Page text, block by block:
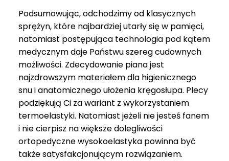
Podsumowując, odchodzimy od klasycznych
sprężyn, które najbardziej utarły się w pamięci,
natomiast postępująca technologia pod kątem
medycznym daje Państwu szereg cudownych
możliwości. Zdecydowanie piana jest
najzdrowszym materiałem dla higienicznego
snu i anatomicznego ułożenia kręgosłupa. Plecy
podziękują Ci za wariant z wykorzystaniem
termoelastyki. Natomiast jeżeli nie jesteś fanem
i nie cierpisz na większe dolegliwości
ortopedyczne wysokoelastyka powinna być
także satysfakcjonującym rozwiązaniem.